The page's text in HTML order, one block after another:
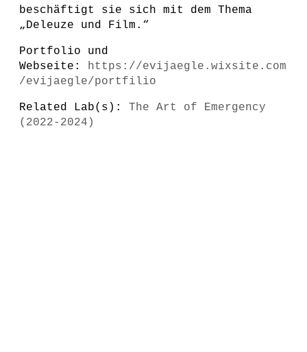
beschäftigt sie sich mit dem Thema
„Deleuze und Film.“
Portfolio und
Webseite: https://evijaegle.wixsite.com
/evijaegle/portfilio
Related Lab(s): The Art of Emergency
(2022-2024)